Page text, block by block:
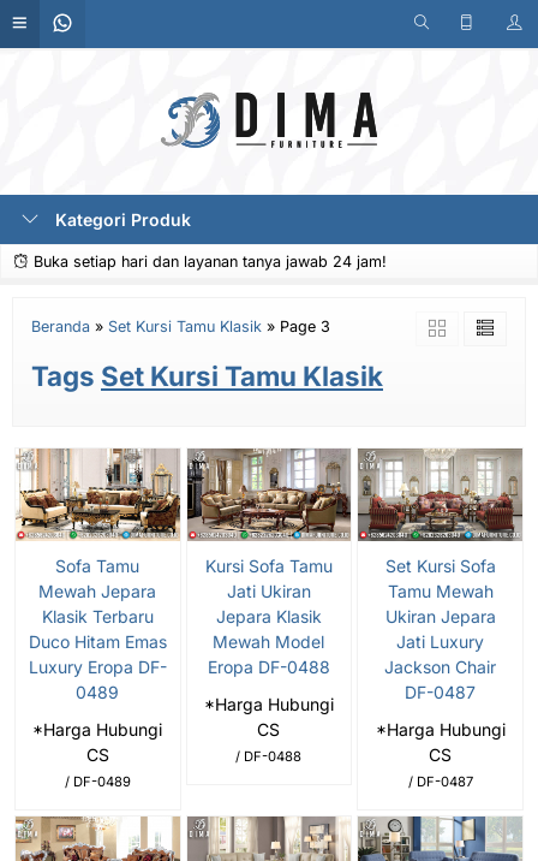
Kategori Produk
Buka setiap hari dan layanan tanya jawab 24 jam!
Beranda » Set Kursi Tamu Klasik » Page 3
Tags Set Kursi Tamu Klasik
Sofa Tamu
Mewah Jepara
Klasik Terbaru
Duco Hitam Emas
Luxury Eropa DF-
0489
*Harga Hubungi
CS
/ DF-0489
Kursi Sofa Tamu
Jati Ukiran
Jepara Klasik
Mewah Model
Eropa DF-0488
*Harga Hubungi
CS
/ DF-0488
Set Kursi Sofa
Tamu Mewah
Ukiran Jepara
Jati Luxury
Jackson Chair
DF-0487
*Harga Hubungi
CS
/ DF-0487